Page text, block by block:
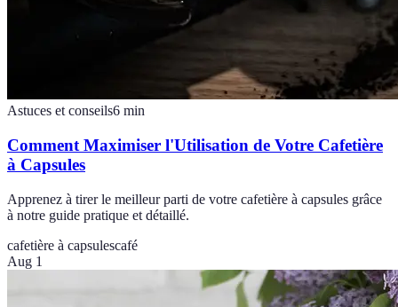
Astuces et conseils6 min
Comment Maximiser l'Utilisation de Votre Cafetière
à Capsules
Apprenez à tirer le meilleur parti de votre cafetière à capsules grâce
à notre guide pratique et détaillé.
cafetière à capsulescafé
Aug 1